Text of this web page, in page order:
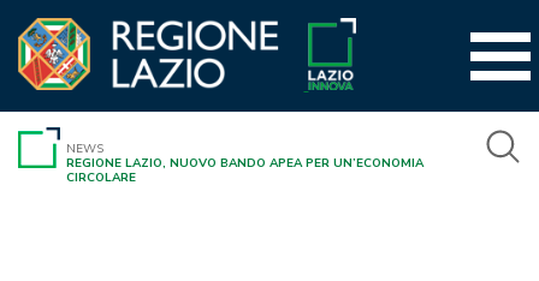
contenuto
NEWS
REGIONE LAZIO, NUOVO BANDO APEA PER UN’ECONOMIA
CIRCOLARE